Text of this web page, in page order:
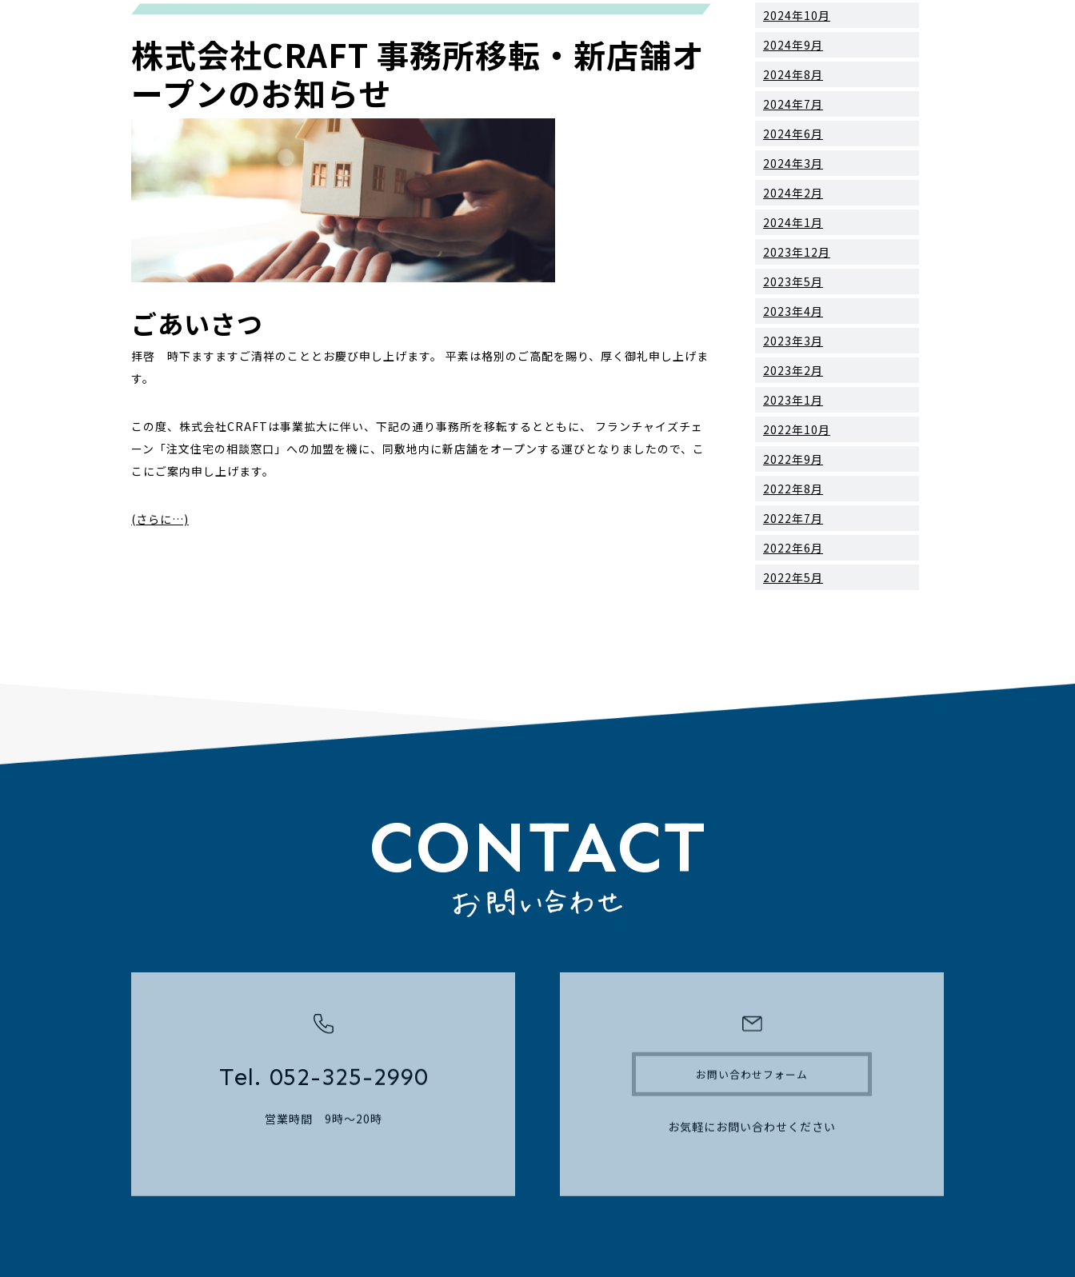
株式会社CRAFT 事務所移転・新店舗オ
ープンのお知らせ
ごあいさつ
拝啓 時下ますますご清祥のこととお慶び申し上げます。 平素は格別のご高配を賜り、厚く御礼申し上げま
す。
この度、株式会社CRAFTは事業拡大に伴い、下記の通り事務所を移転するとともに、 フランチャイズチェ
ーン「注文住宅の相談窓口」への加盟を機に、同敷地内に新店舗をオープンする運びとなりましたので、こ
こにご案内申し上げます。
(さらに…)
2024年10月
2024年9月
2024年8月
2024年7月
2024年6月
2024年3月
2024年2月
2024年1月
2023年12月
2023年5月
2023年4月
2023年3月
2023年2月
2023年1月
2022年10月
2022年9月
2022年8月
2022年7月
2022年6月
2022年5月
CONTACT
お問い合わせフォーム